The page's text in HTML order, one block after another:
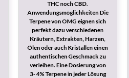
THC noch CBD.
Anwendungsmöglichkeiten Die
Terpene von OMG eignen sich
perfekt dazu verschiedenen
Kräutern, Extrakten, Harzen,
Ölen oder auch Kristallen einen
authentischen Geschmack zu
verleihen. Eine Dosierung von
3- 4% Terpene in jeder Lösung